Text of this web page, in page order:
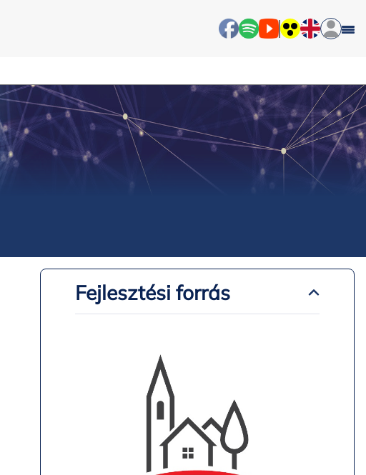
Fejlesztési forrás